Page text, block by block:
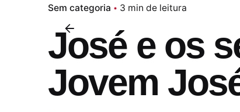
Sem categoria 3 min de leitura
José e os
Jovem